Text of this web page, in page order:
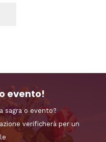
evento!
sagra o evento?
verificherà per un